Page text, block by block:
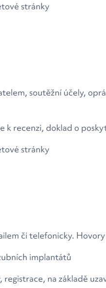
stránky
soutěžní účely,
recenzi, doklad o
stránky
či telefonicky.
implantátů
na základě